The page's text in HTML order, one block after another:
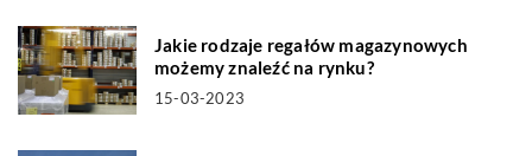
Jakie rodzaje regałów magazynowych
możemy znaleźć na rynku?
15-03-2023